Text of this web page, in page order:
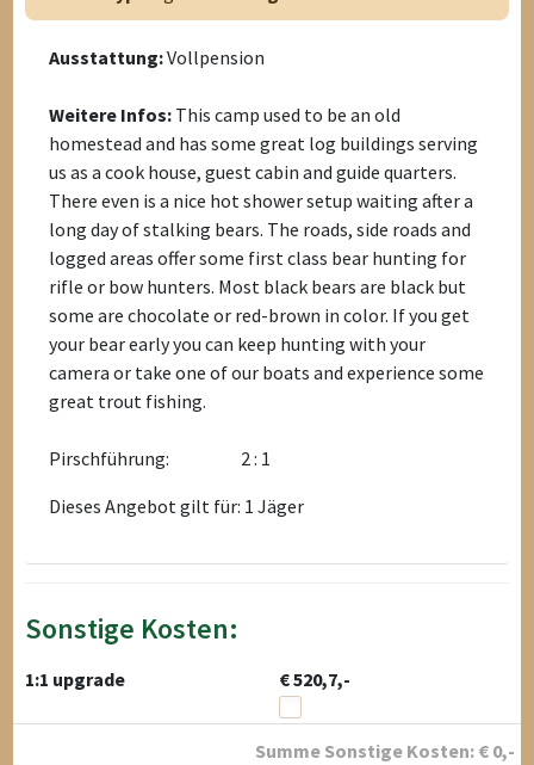
Ausstattung:Vollpension
Weitere Infos: This camp used to be an old
homestead and has some great log buildings serving
us as a cook house, guest cabin and guide quarters.
There even is a nice hot shower setup waiting after a
long day of stalking bears. The roads, side roads and
logged areas offer some first class bear hunting for
rifle or bow hunters. Most black bears are black but
some are chocolate or red-brown in color. If you get
your bear early you can keep hunting with your
camera or take one of our boats and experience some
great trout fishing.
Pirschführung:
2 : 1
Dieses Angebot gilt für: 1 Jäger
Sonstige Kosten:
1:1 upgrade € 520,7,-
Summe Sonstige Kosten: € 0,-